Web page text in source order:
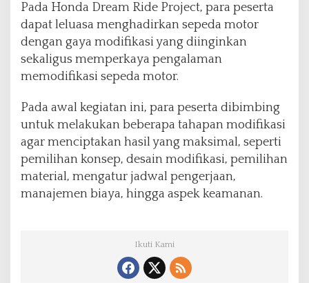
Pada Honda Dream Ride Project, para peserta
dapat leluasa menghadirkan sepeda motor
dengan gaya modifikasi yang diinginkan
sekaligus memperkaya pengalaman
memodifikasi sepeda motor.
Pada awal kegiatan ini, para peserta dibimbing
untuk melakukan beberapa tahapan modifikasi
agar menciptakan hasil yang maksimal, seperti
pemilihan konsep, desain modifikasi, pemilihan
material, mengatur jadwal pengerjaan,
manajemen biaya, hingga aspek keamanan.
Ikuti Kami